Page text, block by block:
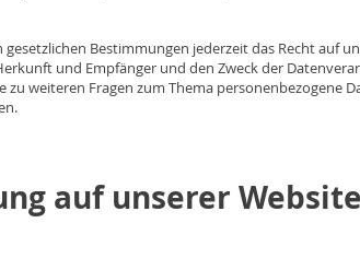
gesetzlichen Bestimmungen jederzeit das Recht auf
und Empfänger und den Zweck der
zu weiteren Fragen zum Thema personenbezogene
auf unserer Website